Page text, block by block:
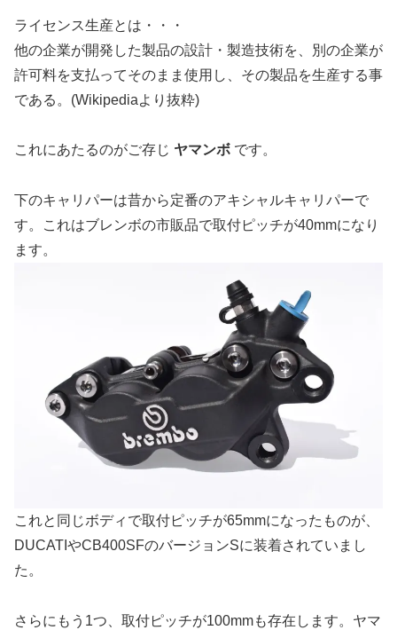
ライセンス生産とは・・・
他の企業が開発した製品の設計・製造技術を、別の企業が
許可料を支払ってそのまま使用し、その製品を生産する事
である。(Wikipediaより抜粋)
これにあたるのがご存じ ヤマンボ です。
下のキャリパーは昔から定番のアキシャルキャリパーで
す。これはブレンボの市販品で取付ピッチが40mmになり
ます。
これと同じボディで取付ピッチが65mmになったものが、
DUCATIやCB400SFのバージョンSに装着されていまし
た。
さらにもう1つ、取付ピッチが100mmも存在します。ヤマ